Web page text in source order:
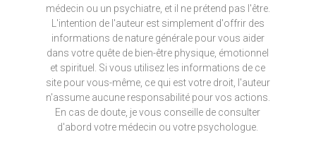
médecin ou un psychiatre, et il ne prétend pas l'être.
L'intention de l'auteur est simplement d'offrir des
informations de nature générale pour vous aider
dans votre quête de bien-être physique, émotionnel
et spirituel. Si vous utilisez les informations de ce
site pour vous-même, ce qui est votre droit, l'auteur
n'assume aucune responsabilité pour vos actions.
En cas de doute, je vous conseille de consulter
d'abord votre médecin ou votre psychologue.